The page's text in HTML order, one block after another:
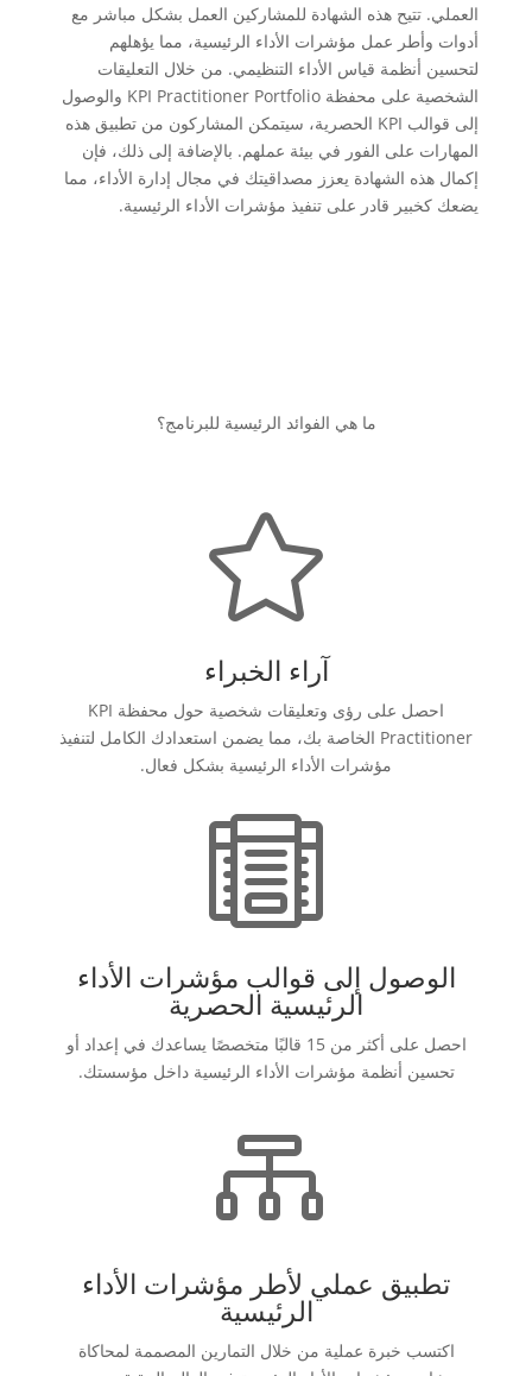
العملي. تتيح هذه الشهادة للمشاركين العمل بشكل مباشر مع
أدوات وأطر عمل مؤشرات الأداء الرئيسية، مما يؤهلهم
لتحسين أنظمة قياس الأداء التنظيمي. من خلال التعليقات
الشخصية على محفظة KPI Practitioner Portfolio والوصول
إلى قوالب KPI الحصرية، سيتمكن المشاركون من تطبيق هذه
المهارات على الفور في بيئة عملهم. بالإضافة إلى ذلك، فإن
إكمال هذه الشهادة يعزز مصداقيتك في مجال إدارة الأداء، مما
يضعك كخبير قادر على تنفيذ مؤشرات الأداء الرئيسية.
ما هي الفوائد الرئيسية للبرنامج؟

آراء الخبراء
احصل على رؤى وتعليقات شخصية حول محفظة KPI
Practitioner الخاصة بك، مما يضمن استعدادك الكامل لتنفيذ
مؤشرات الأداء الرئيسية بشكل فعال.

الوصول إلى قوالب مؤشرات الأداء
الرئيسية الحصرية
احصل على أكثر من 15 قالبًا متخصصًا يساعدك في إعداد أو
تحسين أنظمة مؤشرات الأداء الرئيسية داخل مؤسستك.

تطبيق عملي لأطر مؤشرات الأداء
الرئيسية
اكتسب خبرة عملية من خلال التمارين المصممة لمحاكاة